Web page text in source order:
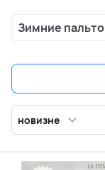
Зимние пальто
новизне